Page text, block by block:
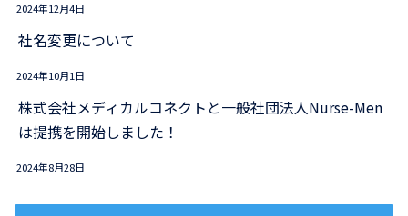
2024年12月4日
社名変更について
2024年10月1日
株式会社メディカルコネクトと一般社団法人Nurse-Men
は提携を開始しました！
2024年8月28日